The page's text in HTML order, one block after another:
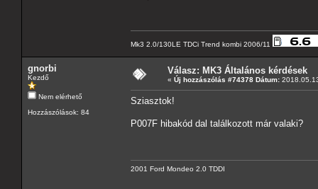
Mk3 2.0/130LE TDCi Trend kombi 2006/11
gnorbi
Kezdő
Nem elérhető
Hozzászólások: 84
Válasz: MK3 Általános kérdések
« Új hozzászólás #74378 Dátum:
Sziasztok!
P007F hibakód dal találkozott már valaki?
2001 Ford Mondeo 2.0 TDDI